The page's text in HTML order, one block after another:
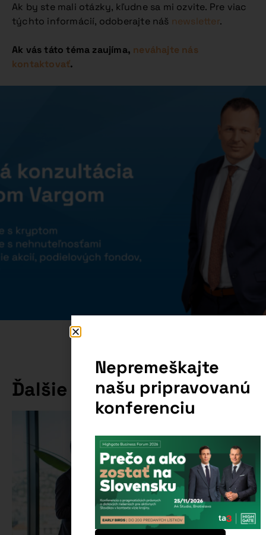
Ak by ste mali otázky, kľudne sa mi ozvite. Pre viac
týchto informácií, odoberajte náš newsletter.
Ak vás táto téma zaujíma, neváhajte nás
kontaktovať.
Ďalšie články
Nepremeškajte
našu pripravovanú
konferenciu